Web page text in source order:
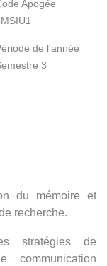
Apogée
de l'année
3
du mémoire et
recherche.
stratégies de